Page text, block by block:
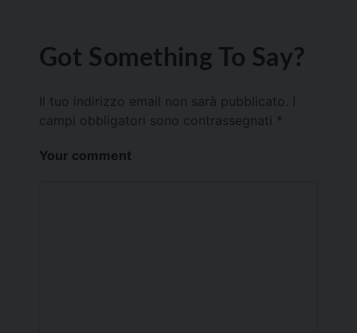
Got Something To Say?
Il tuo indirizzo email non sarà pubblicato.
campi obbligatori sono contrassegnati *
Your comment